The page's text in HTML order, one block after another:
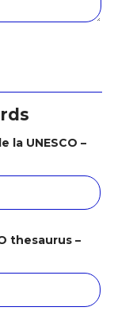
la UNESCO –
thesaurus –